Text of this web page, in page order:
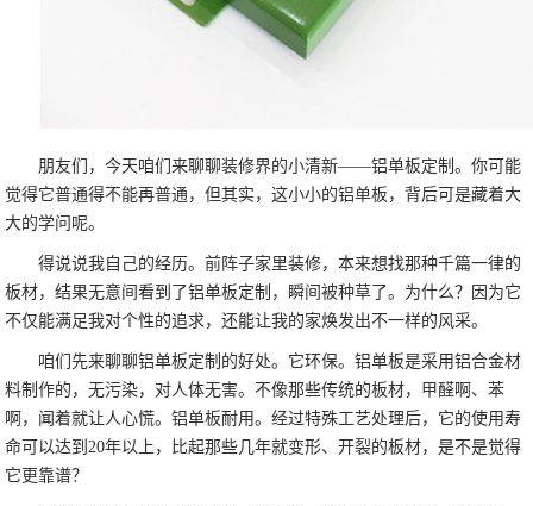
朋友们，今天咱们来聊聊装修界的小清新——铝单板定制。你可能
觉得它普通得不能再普通，但其实，这小小的铝单板，背后可是藏着大
大的学问呢。
得说说我自己的经历。前阵子家里装修，本来想找那种千篇一律的
板材，结果无意间看到了铝单板定制，瞬间被种草了。为什么？因为它
不仅能满足我对个性的追求，还能让我的家焕发出不一样的风采。
咱们先来聊聊铝单板定制的好处。它环保。铝单板是采用铝合金材
料制作的，无污染，对人体无害。不像那些传统的板材，甲醛啊、苯
啊，闻着就让人心慌。铝单板耐用。经过特殊工艺处理后，它的使用寿
命可以达到20年以上，比起那些几年就变形、开裂的板材，是不是觉得
它更靠谱？